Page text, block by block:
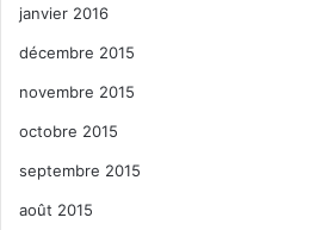
janvier 2016
décembre 2015
novembre 2015
octobre 2015
septembre 2015
août 2015